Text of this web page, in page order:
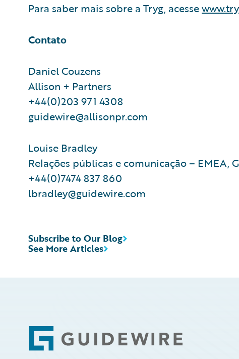
Para saber mais sobre a Tryg, acesse
Contato
Daniel Couzens
Allison + Partners
+44(0)203 971 4308
guidewire@allisonpr.com
Louise Bradley
Relações públicas e comunicação – EMEA,
+44(0)7474 837 860
lbradley@guidewire.com
See More Articles
Subscribe to Our Blog
Footer